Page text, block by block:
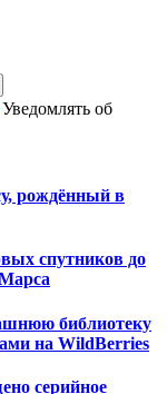
Уведомлять об
рождённый в
спутников до
библиотеку
на WildBerries
серийное